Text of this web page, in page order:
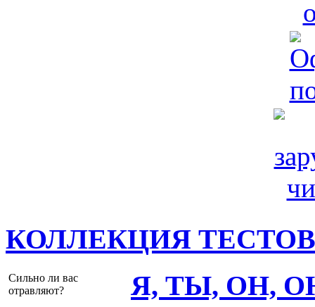
КОЛЛЕКЦИЯ ТЕСТОВ
Сильно ли вас
отравляют?
Я, ТЫ, ОН,